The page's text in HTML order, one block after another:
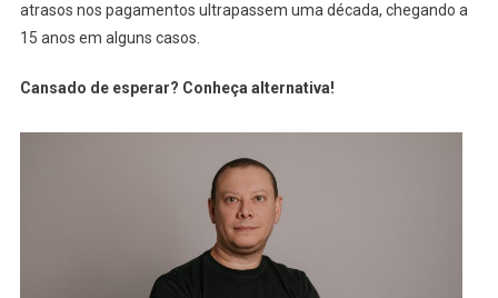
atrasos nos pagamentos ultrapassem uma década, chegando a
15 anos em alguns casos.
Cansado de esperar? Conheça alternativa!